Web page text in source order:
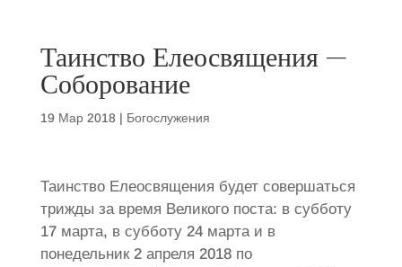
Таинство Елеосвящения —
Соборование
19 Мар 2018| Богослужения
Таинство Елеосвящения будет совершаться
трижды за время Великого поста: в субботу
17 марта, в субботу 24 марта и в
понедельник 2 апреля 2018 по